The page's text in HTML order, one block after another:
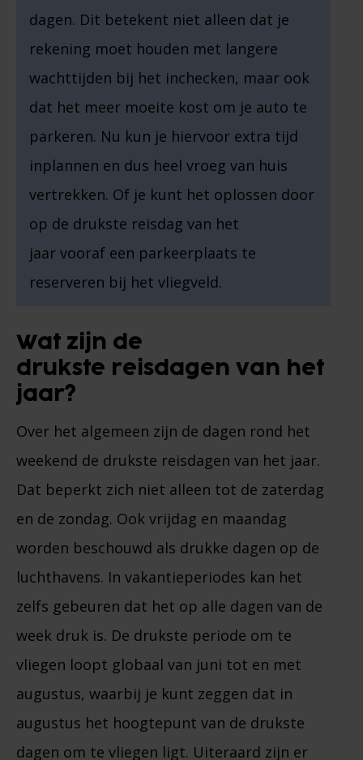
dagen. Dit betekent niet alleen dat je
rekening moet houden met langere
wachttijden bij het inchecken, maar ook
dat het meer moeite kost om je auto te
parkeren. Nu kun je hiervoor extra tijd
inplannen en dus heel vroeg van huis
vertrekken. Of je kunt het oplossen door
op de drukste reisdag van het
jaar vooraf een parkeerplaats te
reserveren bij het vliegveld.
Wat zijn de
drukste reisdagen van het
jaar?
Over het algemeen zijn de dagen rond het
weekend de drukste reisdagen van het jaar.
Dat beperkt zich niet alleen tot de zaterdag
en de zondag. Ook vrijdag en maandag
worden beschouwd als drukke dagen op de
luchthavens. In vakantieperiodes kan het
zelfs gebeuren dat het op alle dagen van de
week druk is. De drukste periode om te
vliegen loopt globaal van juni tot en met
augustus, waarbij je kunt zeggen dat in
augustus het hoogtepunt van de drukste
dagen om te vliegen ligt. Uiteraard zijn er